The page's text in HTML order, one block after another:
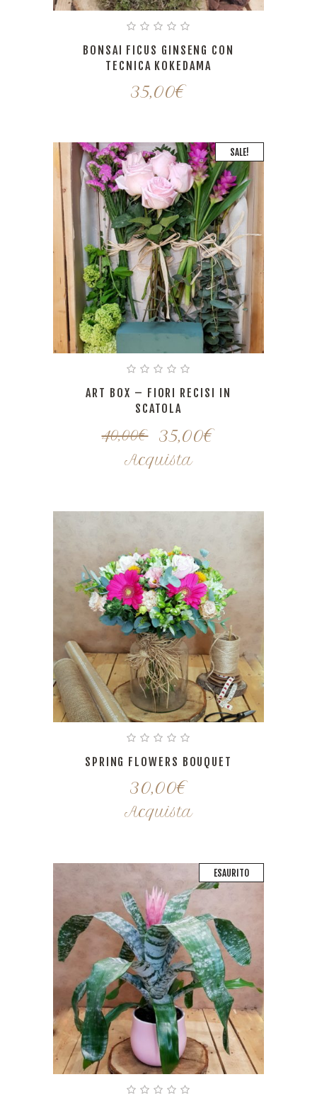
BONSAI FICUS GINSENG CON
TECNICA KOKEDAMA
35,00€
SALE!
ART BOX – FIORI RECISI IN
SCATOLA
40,00€ 35,00€
Acquista
SPRING FLOWERS BOUQUET
30,00€
Acquista
ESAURITO